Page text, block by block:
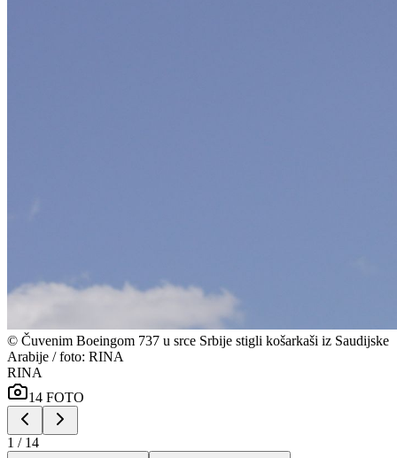
© Čuvenim Boeingom 737 u srce Srbije stigli košarkaši iz Saudijske
Arabije / foto: RINA
RINA
14 FOTO
1 / 14